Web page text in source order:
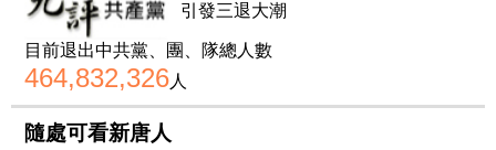
引發三退大潮
目前退出中共黨、團、隊總人數
464,832,326人
隨處可看新唐人